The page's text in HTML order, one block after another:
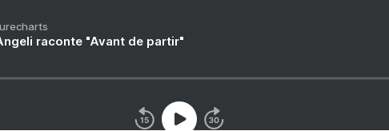
raconte "Avant de partir"